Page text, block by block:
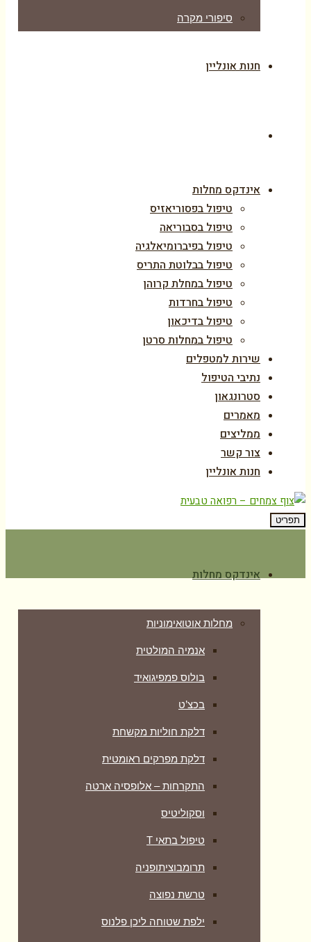
סיפורי מקרה
חנות אונליין
אינדקס מחלות
טיפול בפסוריאזיס
טיפול בסבוריאה
טיפול בפיברומיאלגיה
טיפול בבלוטת התריס
טיפול במחלת קרוהן
טיפול בחרדות
טיפול בדיכאון
טיפול במחלות סרטן
שירות למטפלים
נתיבי הטיפול
סטרונגאון
מאמרים
ממליצים
צור קשר
חנות אונליין
תפריט
אינדקס מחלות
מחלות אוטואימוניות
אנמיה המולטית
בולוס פמפיגואיד
בכצ’ט
דלקת חוליות מקשחת
דלקת מפרקים ראומטית
התקרחות – אלופסיה ארטה
וסקוליטיס
טיפול בתאי T
תרומבוציתופניה
טרשת נפוצה
ילפת שטוחה ליכן פלנוס